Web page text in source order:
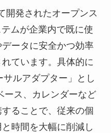
開発されたオープンス
ムが企業内で既に使
ータに安全かつ効率
ています。具体的に
ルアダプター」とし
ース、カレンダーなど
ることで、従来の個
時間を大幅に削減し